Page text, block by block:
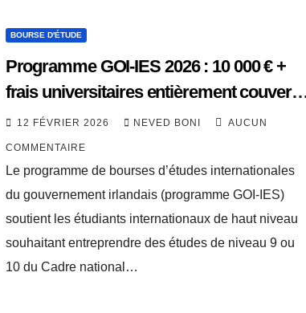
BOURSE D'ÉTUDE
Programme GOI-IES 2026 : 10 000 € +
frais universitaires entièrement couverts
pour étudier en Irlande
12 FÉVRIER 2026 NEVED BONI AUCUN
COMMENTAIRE
Le programme de bourses d’études internationales
du gouvernement irlandais (programme GOI-IES)
soutient les étudiants internationaux de haut niveau
souhaitant entreprendre des études de niveau 9 ou
10 du Cadre national…